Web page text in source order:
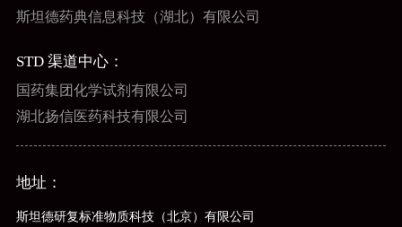
斯坦德药典信息科技（湖北）有限公司
STD 渠道中心：
国药集团化学试剂有限公司
湖北扬信医药科技有限公司
地址：
斯坦德研复标准物质科技（北京）有限公司